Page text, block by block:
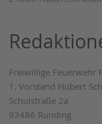
Freiwillige Feuerwehr
1. Vorstand Hubert
Schulstraße 2a
93486 Runding